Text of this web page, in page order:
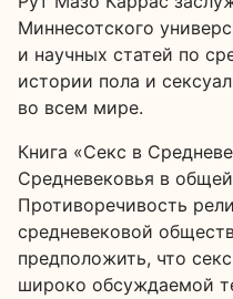
Миннесотского
и научных статей по
истории пола и
во всем мире.
Книга «Секс в
Средневековья в
Противоречивость
средневековой
предположить, что
широко обсуждаемой